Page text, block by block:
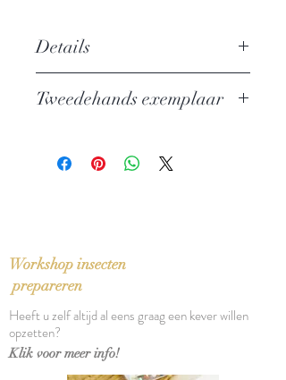
Details
Uitgever: Cossee
Vertaling: Nelleke van Maaren
Verschijningsdatum: 2012
Aantal pagina's: 272
Tweedehands exemplaar
Workshop insecten
prepareren
Heeft u zelf altijd al eens graag een kever willen
opzetten?
Klik voor meer info!